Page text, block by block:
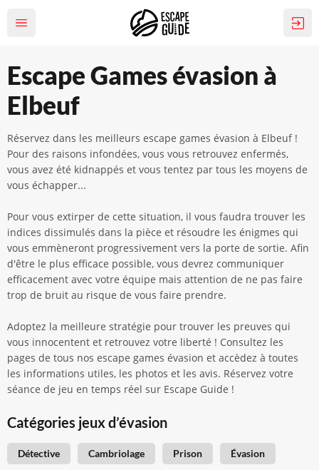
Escape Games évasion à
Elbeuf
Réservez dans les meilleurs escape games évasion à Elbeuf !
Pour des raisons infondées, vous vous retrouvez enfermés,
vous avez été kidnappés et vous tentez par tous les moyens de
vous échapper...
Pour vous extirper de cette situation, il vous faudra trouver les
indices dissimulés dans la pièce et résoudre les énigmes qui
vous emmèneront progressivement vers la porte de sortie. Afin
d'être le plus efficace possible, vous devrez communiquer
efficacement avec votre équipe mais attention de ne pas faire
trop de bruit au risque de vous faire prendre.
Adoptez la meilleure stratégie pour trouver les preuves qui
vous innocentent et retrouvez votre liberté ! Consultez les
pages de tous nos escape games évasion et accèdez à toutes
les informations utiles, les photos et les avis. Réservez votre
séance de jeu en temps réel sur Escape Guide !
Catégories jeux d’évasion
Détective Cambriolage Prison Évasion